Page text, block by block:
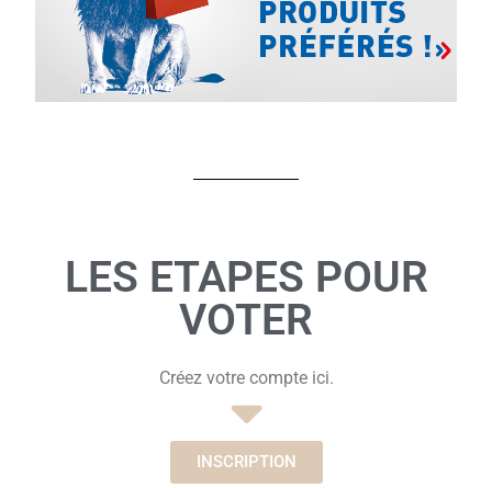
LES ETAPES POUR
VOTER
Créez votre compte ici.
INSCRIPTION